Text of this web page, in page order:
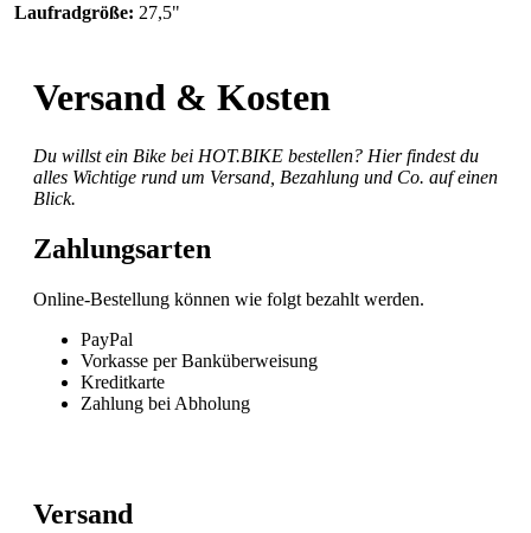
Laufradgröße: 27,5"
Versand & Kosten
Du willst ein Bike bei HOT.BIKE bestellen? Hier findest du
alles Wichtige rund um Versand, Bezahlung und Co. auf einen
Blick.
Zahlungsarten
Online-Bestellung können wie folgt bezahlt werden.
PayPal
Vorkasse per Banküberweisung
Kreditkarte
Zahlung bei Abholung
Versand